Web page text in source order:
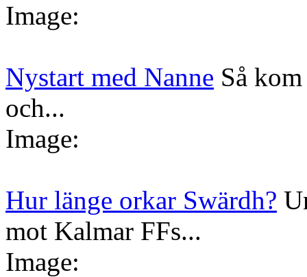
Image:
Nystart med Nanne Så
och...
Image:
Hur länge orkar Swärdh?
mot Kalmar FFs...
Image: